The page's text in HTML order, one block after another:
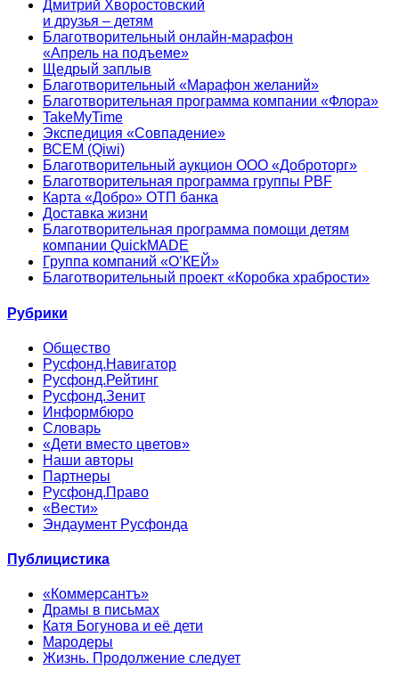
Дмитрий Хворостовский
и друзья – детям
Благотворительный онлайн‑марафон
«Апрель на подъеме»
Щедрый заплыв
Благотворительный «Марафон желаний»
Благотворительная программа компании «Флора»
TakeMyTime
Экспедиция «Совпадение»
ВСЕМ (Qiwi)
Благотворительный аукцион ООО «Доброторг»
Благотворительная программа группы PBF
Карта «Добро» ОТП банка
Доставка жизни
Благотворительная программа помощи детям
компании QuickMADE
Группа компаний «О’КЕЙ»
Благотворительный проект «Коробка храбрости»
Рубрики
Общество
Русфонд.Навигатор
Русфонд.Рейтинг
Русфонд.Зенит
Информбюро
Словарь
«Дети вместо цветов»
Наши авторы
Партнеры
Русфонд.Право
«Вести»
Эндаумент Русфонда
Публицистика
«Коммерсантъ»
Драмы в письмах
Катя Богунова и её дети
Мародеры
Жизнь. Продолжение следует